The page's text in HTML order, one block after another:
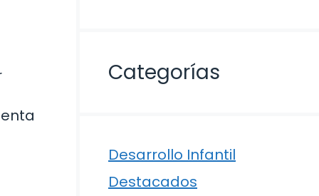
Categorías
Desarrollo Infantil
Destacados